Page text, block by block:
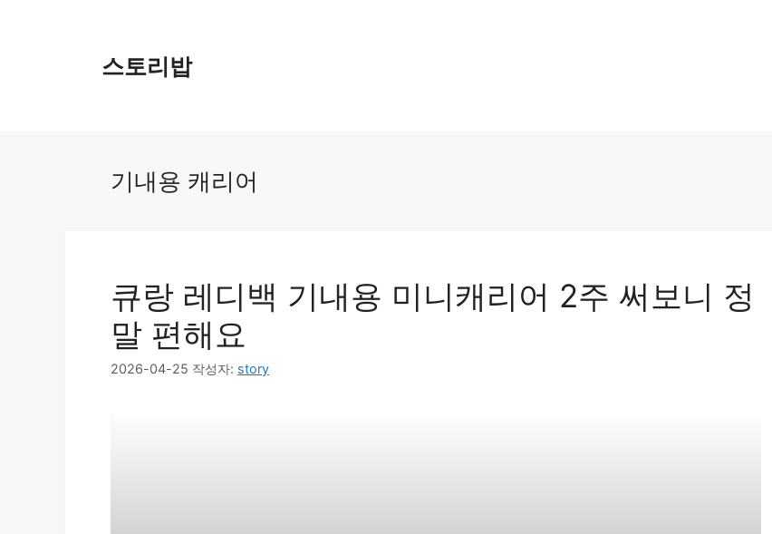
스토리밥
기내용 캐리어
큐랑 레디백 기내용 미니캐리어 2주 써보니 정
말 편해요
2026-04-25 작성자: story